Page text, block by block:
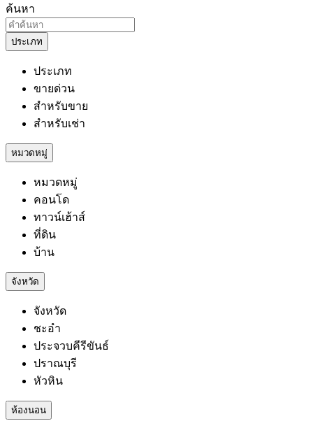
ค้นหา
ประเภท
ประเภท
ขายด่วน
สำหรับขาย
สำหรับเช่า
หมวดหมู่
หมวดหมู่
คอนโด
ทาวน์เฮ้าส์
ที่ดิน
บ้าน
จังหวัด
จังหวัด
ชะอำ
ประจวบคีรีขันธ์
ปราณบุรี
หัวหิน
ห้องนอน